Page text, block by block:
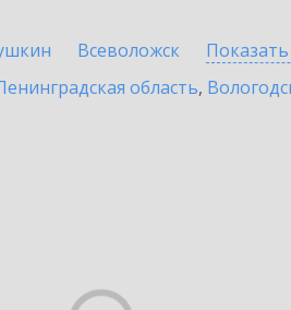
Всеволожск
область,